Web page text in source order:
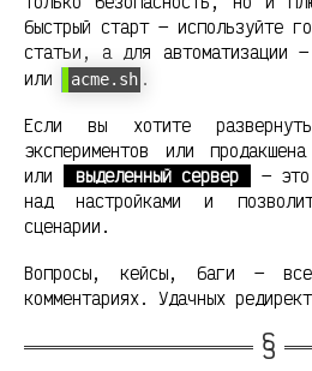
быстрый старт — используйте
статьи, а для автоматизации —
или acme.sh .
Если вы хотите
экспериментов или
или
выделенный сервер
—
над настройками и
сценарии.
Вопросы, кейсы, баги —
комментариях. Удачных